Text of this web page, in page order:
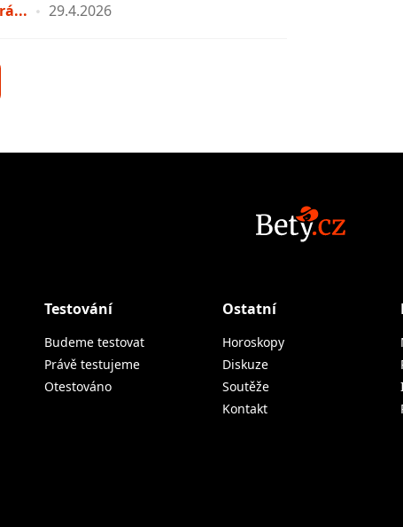
29.4.2026
Testování
Budeme testovat
Právě testujeme
Otestováno
Ostatní
Horoskopy
Diskuze
Soutěže
Kontakt